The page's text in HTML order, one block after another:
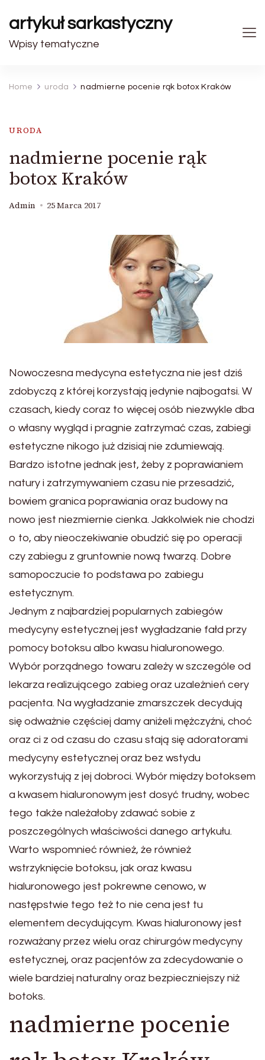
artykuł sarkastyczny
Wpisy tematyczne
Home uroda nadmierne pocenie rąk botox Kraków
URODA
nadmierne pocenie rąk
botox Kraków
Admin 25 Marca 2017
Nowoczesna medycyna estetyczna nie jest dziś
zdobyczą z której korzystają jedynie najbogatsi. W
czasach, kiedy coraz to więcej osób niezwykle dba
o własny wygląd i pragnie zatrzymać czas, zabiegi
estetyczne nikogo już dzisiaj nie zdumiewają.
Bardzo istotne jednak jest, żeby z poprawianiem
natury i zatrzymywaniem czasu nie przesadzić,
bowiem granica poprawiania oraz budowy na
nowo jest niezmiernie cienka. Jakkolwiek nie chodzi
o to, aby nieoczekiwanie obudzić się po operacji
czy zabiegu z gruntownie nową twarzą. Dobre
samopoczucie to podstawa po zabiegu
estetycznym.
Jednym z najbardziej popularnych zabiegów
medycyny estetycznej jest wygładzanie fałd przy
pomocy botoksu albo kwasu hialuronowego.
Wybór porządnego towaru zależy w szczególe od
lekarza realizującego zabieg oraz uzależnień cery
pacjenta. Na wygładzanie zmarszczek decydują
się odważnie częściej damy aniżeli mężczyźni, choć
oraz ci z od czasu do czasu stają się adoratorami
medycyny estetycznej oraz bez wstydu
wykorzystują z jej dobroci. Wybór między botoksem
a kwasem hialuronowym jest dosyć trudny, wobec
tego także należałoby zdawać sobie z
poszczególnych właściwości danego artykułu.
Warto wspomnieć również, że również
wstrzyknięcie botoksu, jak oraz kwasu
hialuronowego jest pokrewne cenowo, w
następstwie tego też to nie cena jest tu
elementem decydującym. Kwas hialuronowy jest
rozważany przez wielu oraz chirurgów medycyny
estetycznej, oraz pacjentów za zdecydowanie o
wiele bardziej naturalny oraz bezpieczniejszy niż
botoks.
nadmierne pocenie